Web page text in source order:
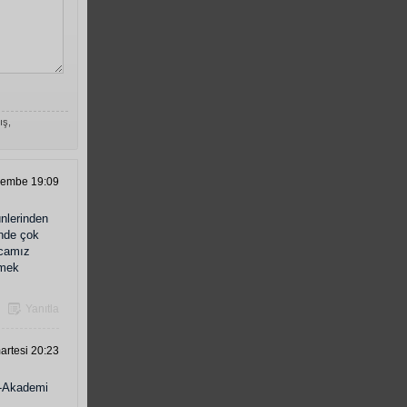
19:09
çok
Yanıtla
20:23